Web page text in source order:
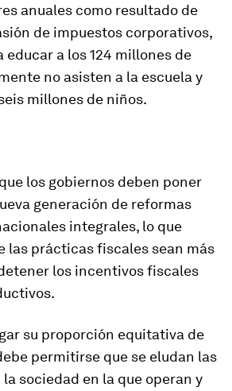
anuales como resultado de
de impuestos corporativos,
a los 124 millones de
no asisten a la escuela y
millones de niños.
los gobiernos deben poner
generación de reformas
integrales, lo que
las prácticas fiscales sean más
los incentivos fiscales
su proporción equitativa de
permitirse que se eludan las
sociedad en la que operan y